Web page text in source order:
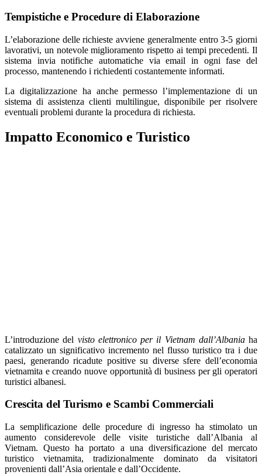
Tempistiche e Procedure di Elaborazione
L’elaborazione delle richieste avviene generalmente entro 3-5 giorni
lavorativi, un notevole miglioramento rispetto ai tempi precedenti. Il
sistema invia notifiche automatiche via email in ogni fase del
processo, mantenendo i richiedenti costantemente informati.
La digitalizzazione ha anche permesso l’implementazione di un
sistema di assistenza clienti multilingue, disponibile per risolvere
eventuali problemi durante la procedura di richiesta.
Impatto Economico e Turistico
L’introduzione del visto elettronico per il Vietnam dall’Albaniaha
catalizzato un significativo incremento nel flusso turistico tra i due
paesi, generando ricadute positive su diverse sfere dell’economia
vietnamita e creando nuove opportunità di business per gli operatori
turistici albanesi.
Crescita del Turismo e Scambi Commerciali
La semplificazione delle procedure di ingresso ha stimolato un
aumento considerevole delle visite turistiche dall’Albania al
Vietnam. Questo ha portato a una diversificazione del mercato
turistico vietnamita, tradizionalmente dominato da visitatori
provenienti dall’Asia orientale e dall’Occidente.